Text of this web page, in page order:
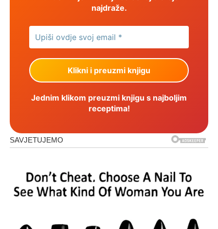
najdraže.
Jednim klikom preuzmi knjigu s najboljim
receptima!